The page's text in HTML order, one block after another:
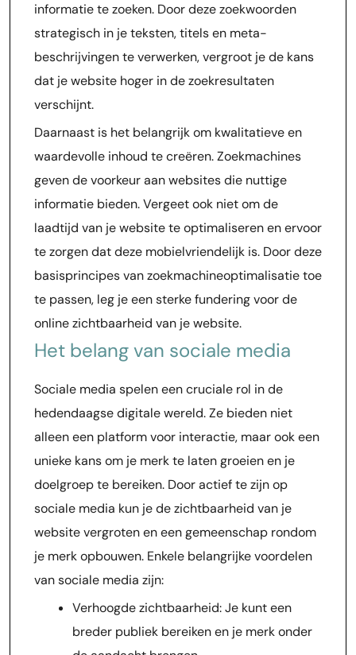
informatie te zoeken. Door deze zoekwoorden
strategisch in je teksten, titels en meta-
beschrijvingen te verwerken, vergroot je de kans
dat je website hoger in de zoekresultaten
verschijnt.
Daarnaast is het belangrijk om kwalitatieve en
waardevolle inhoud te creëren. Zoekmachines
geven de voorkeur aan websites die nuttige
informatie bieden. Vergeet ook niet om de
laadtijd van je website te optimaliseren en ervoor
te zorgen dat deze mobielvriendelijk is. Door deze
basisprincipes van zoekmachineoptimalisatie toe
te passen, leg je een sterke fundering voor de
online zichtbaarheid van je website.
Het belang van sociale media
Sociale media spelen een cruciale rol in de
hedendaagse digitale wereld. Ze bieden niet
alleen een platform voor interactie, maar ook een
unieke kans om je merk te laten groeien en je
doelgroep te bereiken. Door actief te zijn op
sociale media kun je de zichtbaarheid van je
website vergroten en een gemeenschap rondom
je merk opbouwen. Enkele belangrijke voordelen
van sociale media zijn:
Verhoogde zichtbaarheid: Je kunt een
breder publiek bereiken en je merk onder